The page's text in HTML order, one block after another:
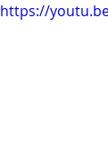
https://